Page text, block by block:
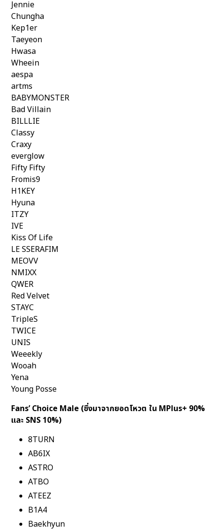
Jennie
Chungha
Kep1er
Taeyeon
Hwasa
Wheein
aespa
artms
BABYMONSTER
Bad Villain
BILLLIE
Classy
Craxy
everglow
Fifty Fifty
Fromis9
H1KEY
Hyuna
ITZY
IVE
Kiss Of Life
LE SSERAFIM
MEOVV
NMIXX
QWER
Red Velvet
STAYC
TripleS
TWICE
UNIS
Weeekly
Wooah
Yena
Young Posse
Fans’ Choice Male (ซึ่งมาจากยอดโหวต ใน MPlus+ 90%
และ SNS 10%)
8TURN
AB6IX
ASTRO
ATBO
ATEEZ
B1A4
Baekhyun